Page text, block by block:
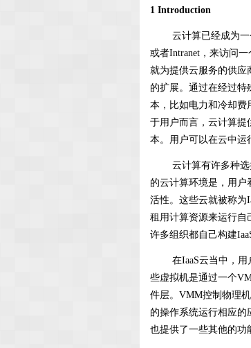
1 Introduction
云计算已经成为一个
或者Intranet，来访问
就为提供云服务的供应
的扩展。通过在经过
本，比如电力和冷却费
于用户而言，云计算提
本。用户可以在云中运
云计算有许多种选择
的云计算环境是，用户
活性。这些云就被称为
租用计算资源来运行自
许多组织都自己构建
在IaaS云当中，用户
些虚拟机是通过一个
件层。VMM控制物理
的操作系统运行相应
也提供了一些其他的功